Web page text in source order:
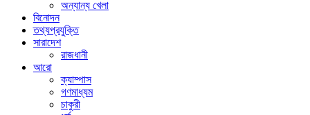
অন্যান্য খেলা
বিনোদন
তথ্যপ্রযুক্তি
সারাদেশ
রাজধানী
আরো
ক্যাম্পাস
গণমাধ্যম
চাকুরী